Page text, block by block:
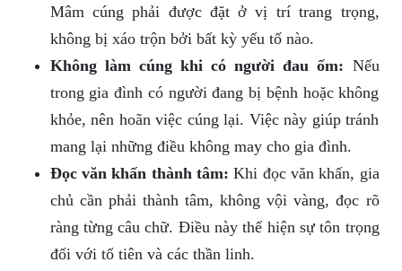
Mâm cúng phải được đặt ở vị trí trang trọng,
không bị xáo trộn bởi bất kỳ yếu tố nào.
Không làm cúng khi có người đau ốm: Nếu
trong gia đình có người đang bị bệnh hoặc không
khỏe, nên hoãn việc cúng lại. Việc này giúp tránh
mang lại những điều không may cho gia đình.
Đọc văn khấn thành tâm: Khi đọc văn khấn, gia
chủ cần phải thành tâm, không vội vàng, đọc rõ
ràng từng câu chữ. Điều này thể hiện sự tôn trọng
đối với tổ tiên và các thần linh.